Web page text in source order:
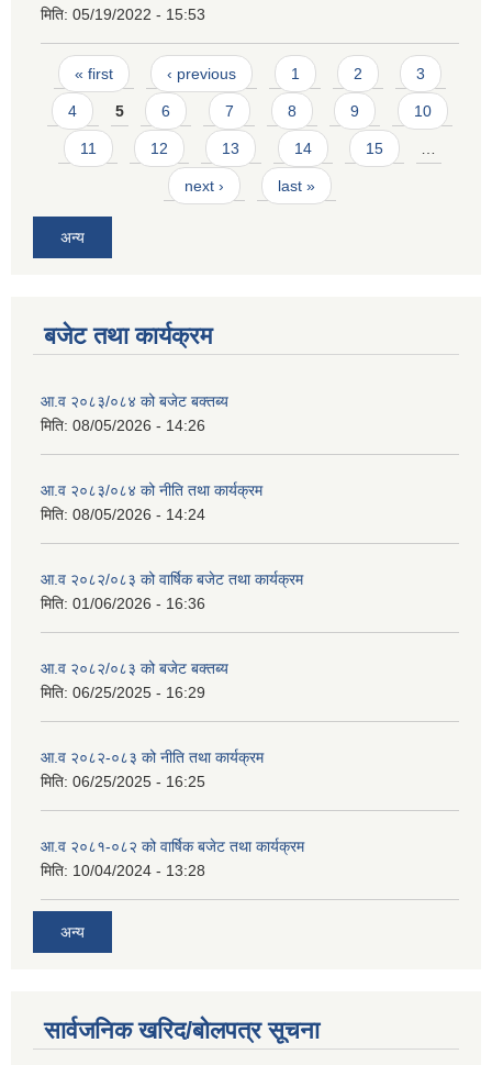
मिति: 05/19/2022 - 15:53
Pages
« first ‹ previous 1 2 3
4 5 6 7 8 9 10
11 12 13 14 15 …
next › last »
अन्य
बजेट तथा कार्यक्रम
आ.व २०८३/०८४ को बजेट बक्तब्य
मिति: 08/05/2026 - 14:26
आ.व २०८३/०८४ को नीति तथा कार्यक्रम
मिति: 08/05/2026 - 14:24
आ.व २०८२/०८३ को वार्षिक बजेट तथा कार्यक्रम
मिति: 01/06/2026 - 16:36
आ.व २०८२/०८३ को बजेट बक्तब्य
मिति: 06/25/2025 - 16:29
आ.व २०८२-०८३ को नीति तथा कार्यक्रम
मिति: 06/25/2025 - 16:25
आ.व २०८१-०८२ को वार्षिक बजेट तथा कार्यक्रम
मिति: 10/04/2024 - 13:28
अन्य
सार्वजनिक खरिद/बोलपत्र सूचना